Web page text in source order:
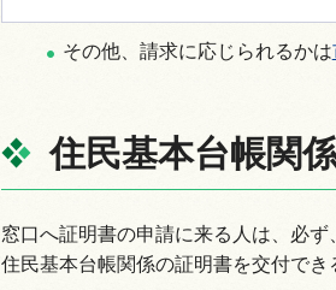
その他、請求に応じられるかは
住民基本台帳関
窓口へ証明書の申請に来る人は、必ず、
住民基本台帳関係の証明書を交付でき